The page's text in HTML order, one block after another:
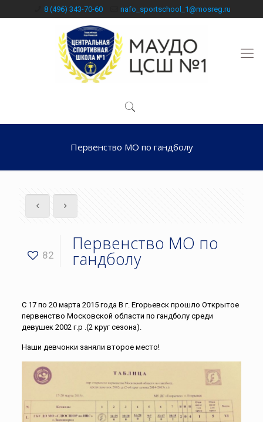
8 (496) 343-70-60 nafo_sportschool_1@mosreg.ru
Первенство МО по гандболу
82
Первенство МО по
гандболу
С 17 по 20 марта 2015 года В г. Егорьевск прошло Открытое
первенство Московской области по гандболу среди
девушек 2002 г.р .(2 круг сезона).
Наши девчонки заняли второе место!